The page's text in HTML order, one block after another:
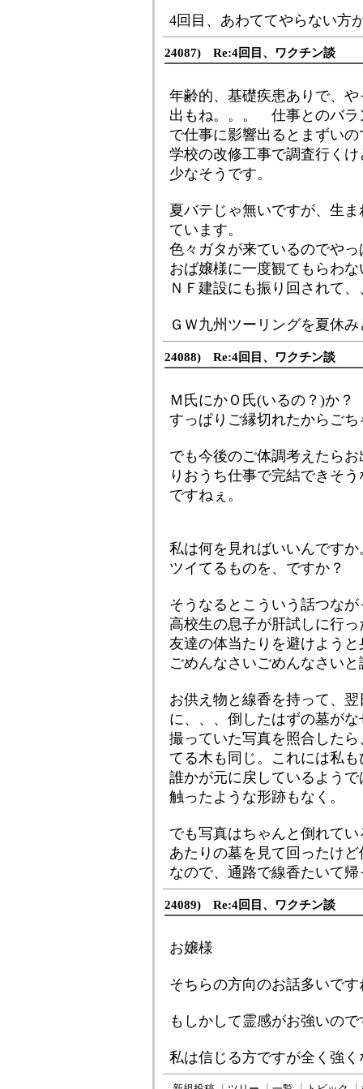
4回目、あわててやらない方
24087) Re:4回目、ワクチン談
年齢的、基礎疾患ありで、
出もね。。。 仕事とのバラ
で仕事に影響出るとまずい
学校の改修工事で調査行く
少なそうです。
夏バテじゃ無いですが、生
ています。
色々ガタが来ているのでや
おば嬢様に一度観てもらわ
ＮＦ建設にも振り回されて
ＧＷ九州ツーリングを夏休
24088) Re:4回目、ワクチン談
Ｍ氏にかＯ氏(いるの？)か？
すっぱりご縁切れたからご
でも今後のご体調考えたら
りおうち仕事で完結できそ
ですねぇ。
私は何を見ればいいんです
ツイてるものを、ですか？
そうなるとこういう話つな
高校生の息子が肝試しに行
友達の体当たりを避けよう
ごめんなさいごめんなさい
お供え物と線香を持って、
に、、、倒したはずの墓が
撮っていた写真を照合した
てる木も同じ。これには私
誰かが元に戻しているよう
触ったような形跡もなく。
でも写真はちゃんと倒れて
あたりの墓を見て回ったけ
なので、通路で線香たいて
24089) Re:4回目、ワクチン談
お嬢様
そちらの方向のお話多いです
もしかして霊感がお強いので
私は信じる方ですが全く強